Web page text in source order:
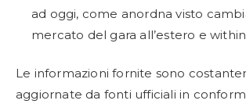
ad oggi, come anordna visto
mercato del gara all’estero e
Le informazioni fornite sono
aggiornate da fonti ufficiali in